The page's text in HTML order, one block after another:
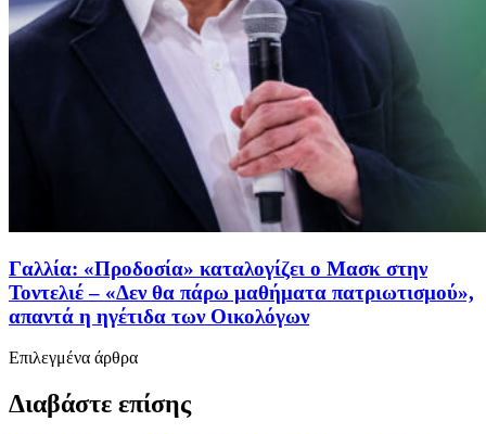
Γαλλία: «Προδοσία» καταλογίζει ο Μασκ στην
Τοντελιέ – «Δεν θα πάρω μαθήματα πατριωτισμού»,
απαντά η ηγέτιδα των Οικολόγων
Επιλεγμένα άρθρα
Διαβάστε επίσης